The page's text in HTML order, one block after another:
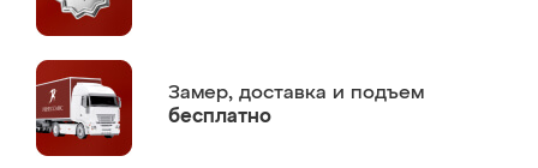
Замер, доставка и подъем
бесплатно